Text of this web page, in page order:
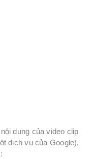
dung của video clip
dịch vụ của Google),